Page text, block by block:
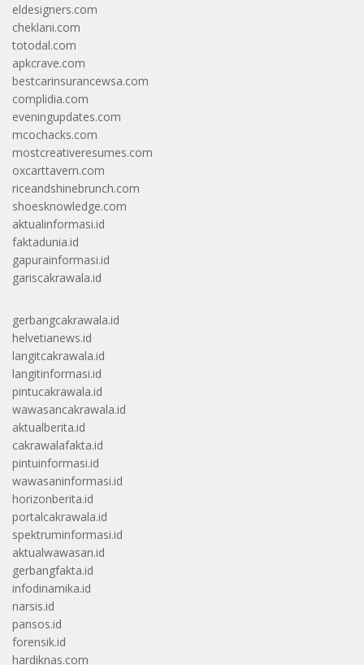
eldesigners.com
cheklani.com
totodal.com
apkcrave.com
bestcarinsurancewsa.com
complidia.com
eveningupdates.com
mcochacks.com
mostcreativeresumes.com
oxcarttavern.com
riceandshinebrunch.com
shoesknowledge.com
aktualinformasi.id
faktadunia.id
gapurainformasi.id
gariscakrawala.id
gerbangcakrawala.id
helvetianews.id
langitcakrawala.id
langitinformasi.id
pintucakrawala.id
wawasancakrawala.id
aktualberita.id
cakrawalafakta.id
pintuinformasi.id
wawasaninformasi.id
horizonberita.id
portalcakrawala.id
spektruminformasi.id
aktualwawasan.id
gerbangfakta.id
infodinamika.id
narsis.id
pansos.id
forensik.id
hardiknas.com